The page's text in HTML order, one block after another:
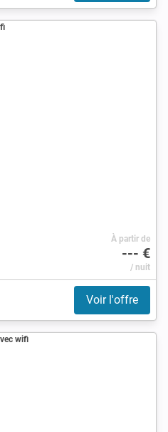
À partir de
--- €
/ nuit
Voir l'offre